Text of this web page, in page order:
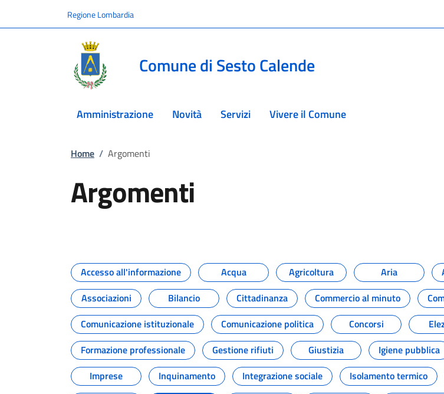
Regione Lombardia
Comune di Sesto Calende
Amministrazione Novità Servizi Vivere il Comune
Home / Argomenti
Argomenti
In dettaglio
Accesso all'informazione Acqua Agricoltura Aria
Associazioni
Bilancio Cittadinanza Commercio al minuto
Comunicazione istituzionale
Comunicazione politica Concorsi
Formazione professionale
Gestione rifiuti Giustizia Igiene pubblica
Imprese
Inquinamento Integrazione sociale Isolamento termico